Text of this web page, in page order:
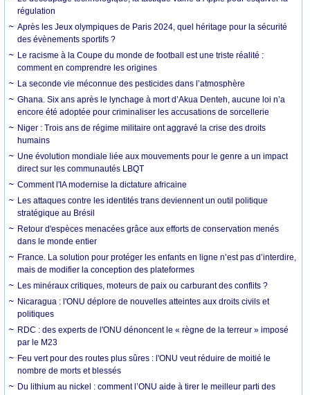
régulation
Après les Jeux olympiques de Paris 2024, quel héritage pour la sécurité
des évènements sportifs ?
Le racisme à la Coupe du monde de football est une triste réalité :
comment en comprendre les origines
La seconde vie méconnue des pesticides dans l’atmosphère
Ghana. Six ans après le lynchage à mort d’Akua Denteh, aucune loi n’a
encore été adoptée pour criminaliser les accusations de sorcellerie
Niger : Trois ans de régime militaire ont aggravé la crise des droits
humains
Une évolution mondiale liée aux mouvements pour le genre a un impact
direct sur les communautés LBQT
Comment l'IA modernise la dictature africaine
Les attaques contre les identités trans deviennent un outil politique
stratégique au Brésil
Retour d'espèces menacées grâce aux efforts de conservation menés
dans le monde entier
France. La solution pour protéger les enfants en ligne n’est pas d’interdire,
mais de modifier la conception des plateformes
Les minéraux critiques, moteurs de paix ou carburant des conflits ?
Nicaragua : l'ONU déplore de nouvelles atteintes aux droits civils et
politiques
RDC : des experts de l'ONU dénoncent le « règne de la terreur » imposé
par le M23
Feu vert pour des routes plus sûres : l'ONU veut réduire de moitié le
nombre de morts et blessés
Du lithium au nickel : comment l’ONU aide à tirer le meilleur parti des